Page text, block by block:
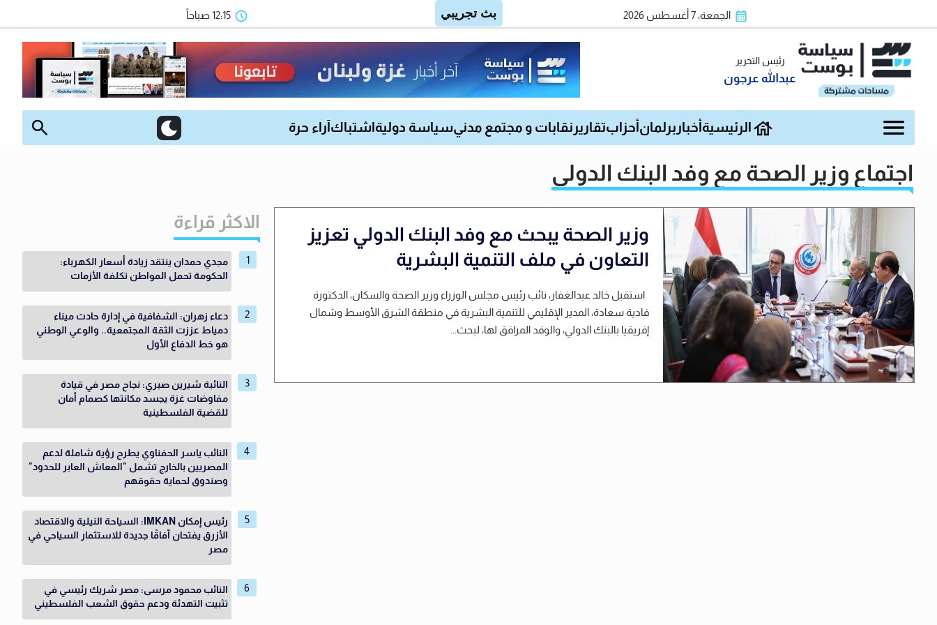
الجمعة، 7 أغسطس 2026 12:15 صباحاً
رئيس التحرير
عبدالله عرجون
الرئيسية أخبار برلمان أحزابتقارير نقابات و مجتمع مدنيسياسة دولية اشتباك آراء حرة
اجتماع وزير الصحة مع وفد البنك الدولي
وزير الصحة يبحث مع وفد البنك الدولي تعزيز
التعاون في ملف التنمية البشرية
استقبل خالد عبدالغفار، نائب رئيس مجلس الوزراء وزير الصحة والسكان، الدكتورة
فادية سعادة، المدير الإقليمي للتنمية البشرية في منطقة الشرق الأوسط وشمال
إفريقيا بالبنك الدولي، والوفد المرافق لها، لبحث...
الاكثر قراءة
مجدي حمدان ينتقد زيادة أسعار الكهرباء:
الحكومة تحمل المواطن تكلفة الأزمات
دعاء زهران: الشفافية في إدارة حادث ميناء
دمياط عززت الثقة المجتمعية.. والوعي الوطني
هو خط الدفاع الأول
النائبة شيرين صبري: نجاح مصر في قيادة
مفاوضات غزة يجسد مكانتها كصمام أمان
للقضية الفلسطينية
النائب ياسر الحفناوي يطرح رؤية شاملة لدعم
المصريين بالخارج تشمل "المعاش العابر للحدود"
وصندوق لحماية حقوقهم
رئيس إمكان IMKAN: السياحة النيلية والاقتصاد
الأزرق يفتحان آفاقًا جديدة للاستثمار السياحي في
مصر
النائب محمود مرسى: مصر شريك رئيسي في
تثبيت التهدئة ودعم حقوق الشعب الفلسطيني